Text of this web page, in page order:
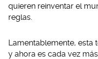
quieren reinventar el
reglas.
Lamentablemente, esta
y ahora es cada vez